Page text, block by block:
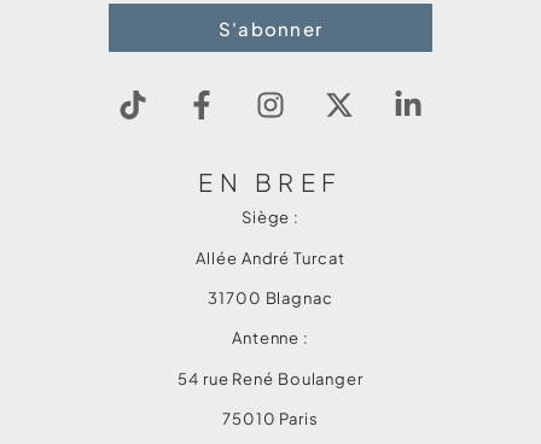
S'abonner
EN BREF
Siège :
Allée André Turcat
31700 Blagnac
Antenne :
54 rue René Boulanger
75010 Paris